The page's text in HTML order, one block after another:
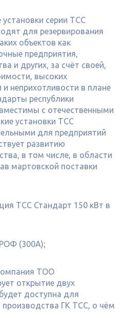
серии ТСС
для резервирования
объектов как
предприятия,
и других, за счёт своей,
высоких
неприхотливости в плане
республики
с отечественными
установки ТСС
для предприятий
развитию
в том числе, в области
мартовской поставки
ТСС Стандарт 150 кВт в
(300А);
ТОО
открытие двух
доступна для
производства ГК ТСС, о чём